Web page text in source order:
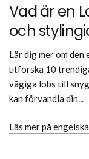
Vad är en
och
Lär dig mer om
utforska 10
vågiga lobs till
kan förvandla din...
Läs mer på engelska